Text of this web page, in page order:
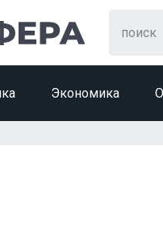
Экономика